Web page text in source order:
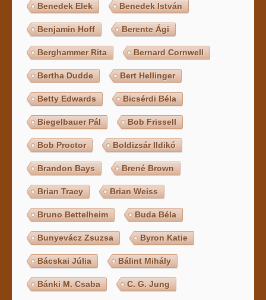
Benedek Elek Benedek István
Benjamin Hoff Berente Ági
Berghammer Rita Bernard Cornwell
Bertha Dudde Bert Hellinger
Betty Edwards Bicsérdi Béla
Biegelbauer Pál Bob Frissell
Bob Proctor Boldizsár Ildikó
Brandon Bays Brené Brown
Brian Tracy Brian Weiss
Bruno Bettelheim Buda Béla
Bunyevácz Zsuzsa Byron Katie
Bácskai Júlia Bálint Mihály
Bánki M. Csaba C. G. Jung